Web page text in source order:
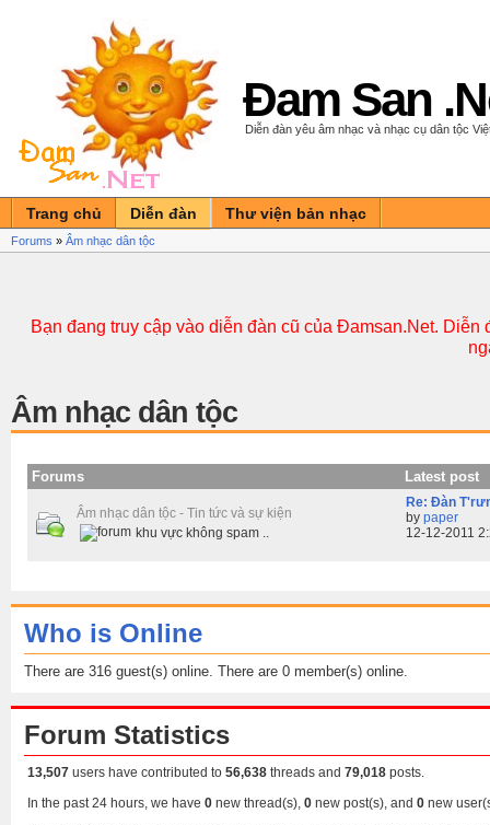
Đam San
Diễn đàn yêu âm nhạc và nhạc cụ dân tộc
Trang chủ Diễn đàn Thư viện bản nhạc
Forums » Âm nhạc dân tộc
Bạn đang truy cập vào diễn đàn cũ của Đamsan.Net.
Âm nhạc dân tộc
Forums Latest post
Âm nhạc dân tộc - Tin tức và sự kiện
khu vực không spam ..
Re: Đàn
by paper
12-12-2011
Who is Online
There are 316 guest(s) online. There are 0 member(s) online.
Forum Statistics
13,507 users have contributed to 56,638 threads and 79,018 posts.
In the past 24 hours, we have 0 new thread(s), 0 new post(s), and 0 new